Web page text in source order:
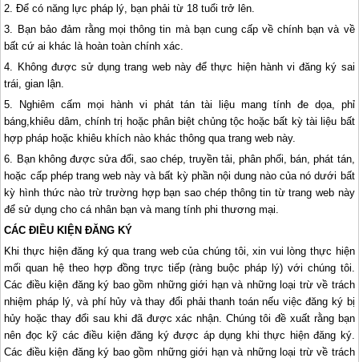
2. Để có năng lực pháp lý, bạn phải từ 18 tuổi trở lên.
3. Bạn bảo đảm rằng mọi thông tin mà bạn cung cấp về chính bạn và về
bất cứ ai khác là hoàn toàn chính xác.
4. Không được sử dụng trang web này để thực hiện hành vi đăng ký sai
trái, gian lận.
5. Nghiêm cấm mọi hành vi phát tán tài liệu mang tính đe dọa, phỉ
báng,khiêu dâm, chính trị hoặc phân biệt chủng tộc hoặc bất kỳ tài liệu bất
hợp pháp hoặc khiêu khích nào khác thông qua trang web này.
6. Bạn không được sửa đổi, sao chép, truyền tải, phân phối, bán, phát tán,
hoặc cấp phép trang web này và bất kỳ phần nội dung nào của nó dưới bất
kỳ hình thức nào trừ trường hợp bạn sao chép thông tin từ trang web này
để sử dụng cho cá nhân bạn và mang tính phi thương mại.
CÁC ĐIỀU KIỆN ĐĂNG KÝ
Khi thực hiện đăng ký qua trang web của chúng tôi, xin vui lòng thực hiện
mối quan hệ theo hợp đồng trực tiếp (ràng buộc pháp lý) với chúng tôi.
Các điều kiện đăng ký bao gồm những giới hạn và những loại trừ về trách
nhiệm pháp lý, và phí hủy và thay đổi phải thanh toán nếu việc đăng ký bị
hủy hoặc thay đổi sau khi đã được xác nhận. Chúng tôi đề xuất rằng bạn
nên đọc kỹ các điều kiện đăng ký được áp dụng khi thực hiện đăng ký.
Các điều kiện đăng ký bao gồm những giới hạn và những loại trừ về trách